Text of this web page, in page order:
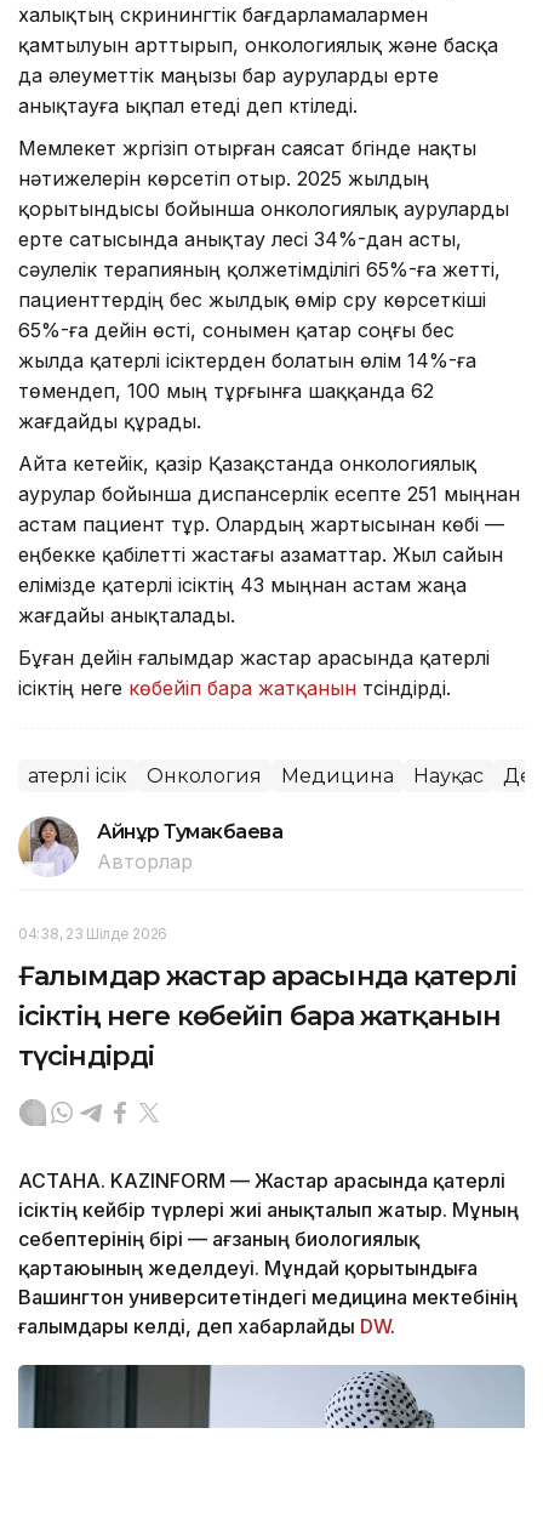
халықтың скринингтік бағдарламалармен
қамтылуын арттырып, онкологиялық және басқа
да әлеуметтік маңызы бар ауруларды ерте
анықтауға ықпал етеді деп күтіледі.
Мемлекет жүргізіп отырған саясат бүгінде нақты
нәтижелерін көрсетіп отыр. 2025 жылдың
қорытындысы бойынша онкологиялық ауруларды
ерте сатысында анықтау үлесі 34%-дан асты,
сәулелік терапияның қолжетімділігі 65%-ға жетті,
пациенттердің бес жылдық өмір сүру көрсеткіші
65%-ға дейін өсті, сонымен қатар соңғы бес
жылда қатерлі ісіктерден болатын өлім 14%-ға
төмендеп, 100 мың тұрғынға шаққанда 62
жағдайды құрады.
Айта кетейік, қазір Қазақстанда онкологиялық
аурулар бойынша диспансерлік есепте 251 мыңнан
астам пациент тұр. Олардың жартысынан көбі —
еңбекке қабілетті жастағы азаматтар. Жыл сайын
елімізде қатерлі ісіктің 43 мыңнан астам жаңа
жағдайы анықталады.
Бұған дейін ғалымдар жастар арасында қатерлі
ісіктің неге көбейіп бара жатқанын түсіндірді.
Қатерлі ісік Онкология Медицина Науқас
Айнұр Тумакбаева
Авторлар
04:38, 23 Шілде 2026
Ғалымдар жастар арасында қатерлі
ісіктің неге көбейіп бара жатқанын
түсіндірді
АСТАНА. KAZINFORM — Жастар арасында қатерлі
ісіктің кейбір түрлері жиі анықталып жатыр. Мұның
себептерінің бірі — ағзаның биологиялық
қартаюының жеделдеуі. Мұндай қорытындыға
Вашингтон университетіндегі медицина мектебінің
ғалымдары келді, деп хабарлайды DW.